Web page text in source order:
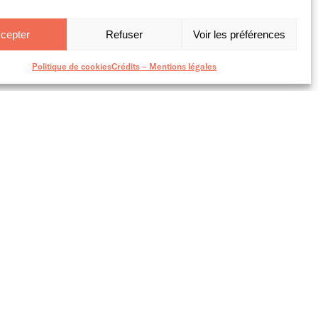
Refuser Voir les préférences
Politique de cookiesCrédits – Mentions légales